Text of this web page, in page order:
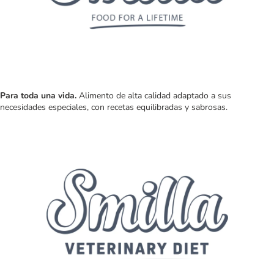
Para toda una vida. Alimento de alta calidad adaptado a sus
necesidades especiales, con recetas equilibradas y sabrosas.